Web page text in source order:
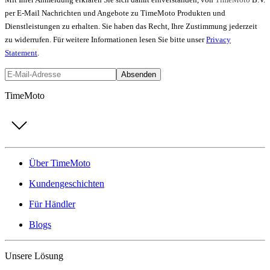
per E-Mail Nachrichten und Angebote zu TimeMoto Produkten und
Dienstleistungen zu erhalten. Sie haben das Recht, Ihre Zustimmung jederzeit
zu widerrufen. Für weitere Informationen lesen Sie bitte unserPrivacy
Statement.
Absenden
TimeMoto
Über TimeMoto
Kundengeschichten
Für Händler
Blogs
Unsere Lösung